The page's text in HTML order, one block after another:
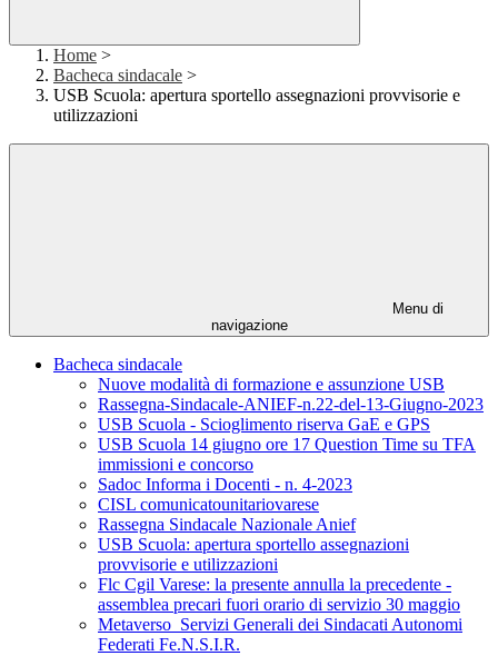
Home >
Bacheca sindacale >
USB Scuola: apertura sportello assegnazioni provvisorie e
utilizzazioni
Menu di
navigazione
Bacheca sindacale
Nuove modalità di formazione e assunzione USB
Rassegna-Sindacale-ANIEF-n.22-del-13-Giugno-2023
USB Scuola - Scioglimento riserva GaE e GPS
USB Scuola 14 giugno ore 17 Question Time su TFA
immissioni e concorso
Sadoc Informa i Docenti - n. 4-2023
CISL comunicatounitariovarese
Rassegna Sindacale Nazionale Anief
USB Scuola: apertura sportello assegnazioni
provvisorie e utilizzazioni
Flc Cgil Varese: la presente annulla la precedente -
assemblea precari fuori orario di servizio 30 maggio
Metaverso_Servizi Generali dei Sindacati Autonomi
Federati Fe.N.S.I.R.